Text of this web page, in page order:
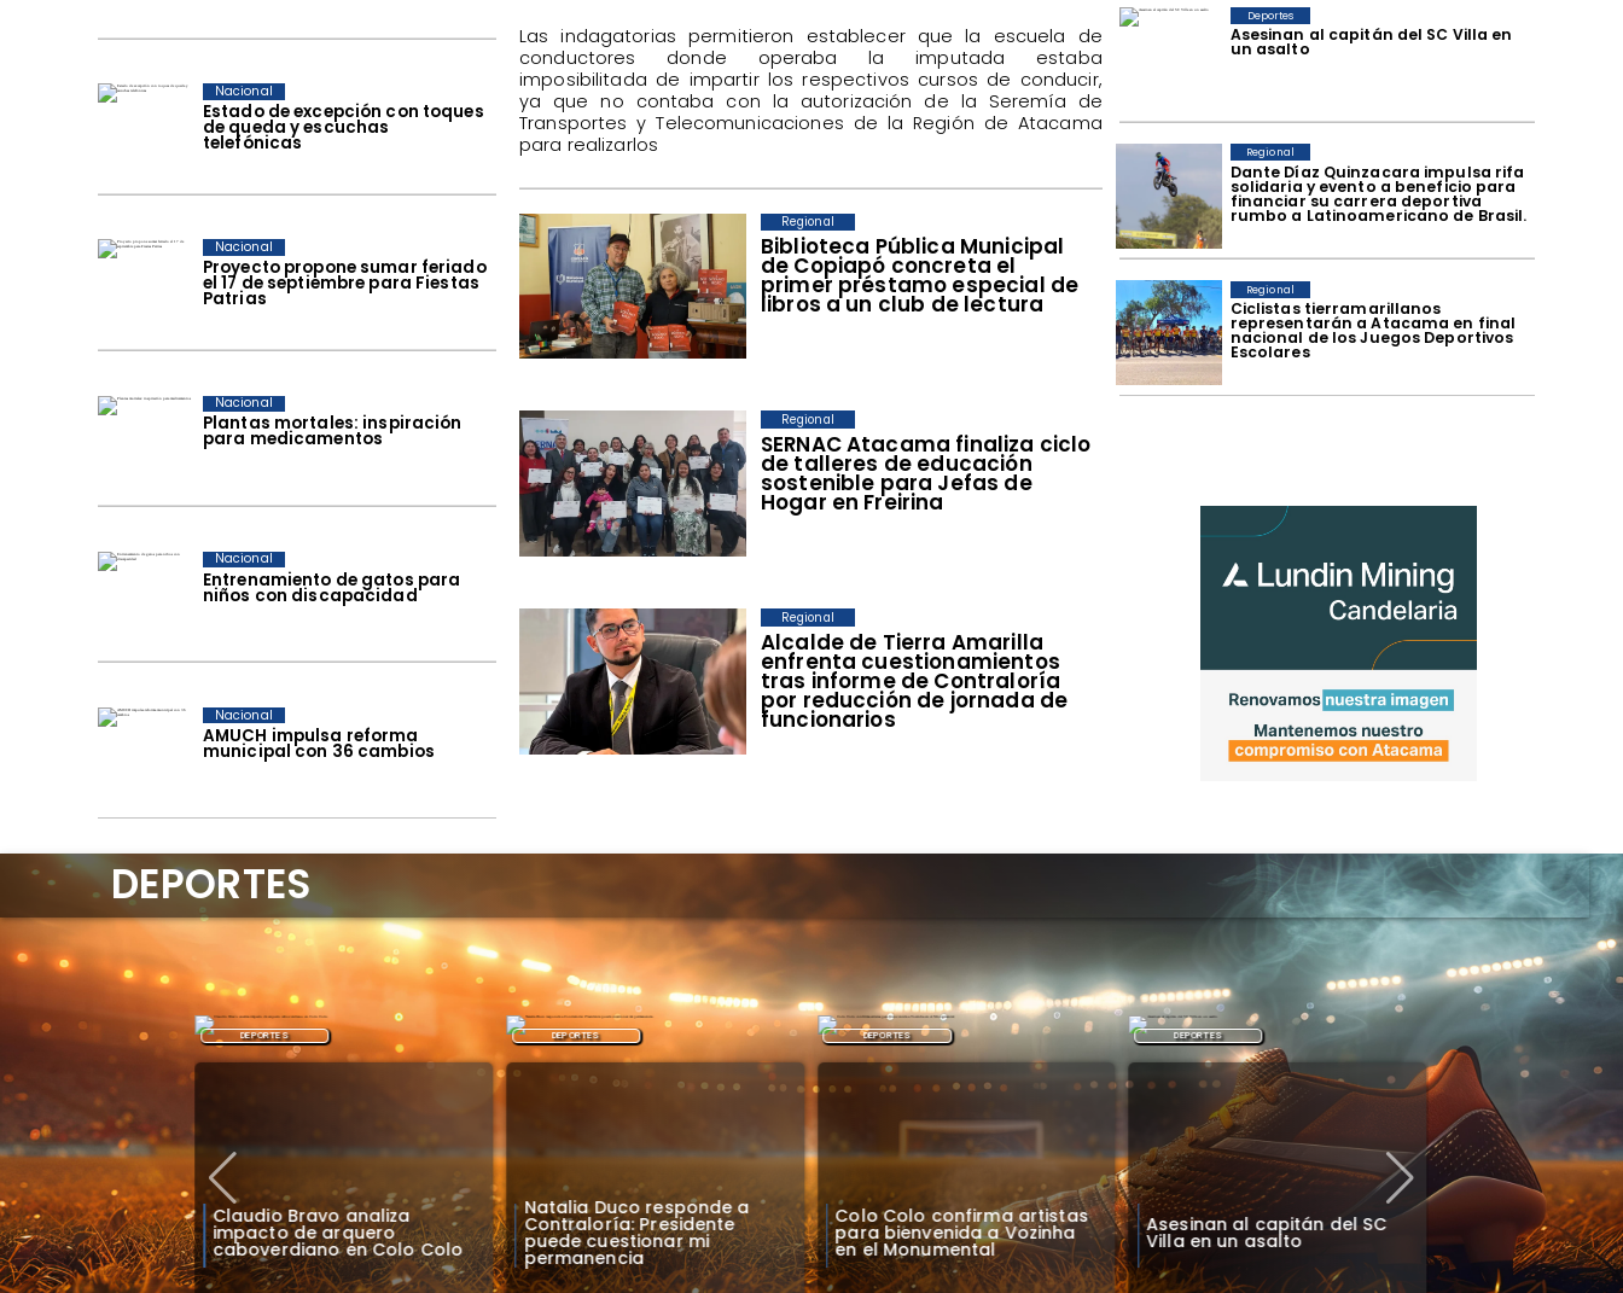
Asesinan al capitán del SC Villa en
un asalto
Deportes
Dante Díaz Quinzacara impulsa rifa
solidaria y evento a beneficio para
financiar su carrera deportiva
rumbo a Latinoamericano de Brasil.
Regional
​Ciclistas tierramarillanos
representarán a Atacama en final
nacional de los Juegos Deportivos
Escolares
Regional
Estado de excepción con toques
de queda y escuchas
telefónicas
Nacional
Proyecto propone sumar feriado
el 17 de septiembre para Fiestas
Patrias
Nacional
Plantas mortales: inspiración
para medicamentos
Nacional
Entrenamiento de gatos para
niños con discapacidad
Nacional
AMUCH impulsa reforma
municipal con 36 cambios
Nacional
​Biblioteca Pública Municipal
de Copiapó concreta el
primer préstamo especial de
libros a un club de lectura
Regional
SERNAC Atacama finaliza ciclo
de talleres de educación
sostenible para Jefas de
Hogar en Freirina
Regional
​Alcalde de Tierra Amarilla
enfrenta cuestionamientos
tras informe de Contraloría
por reducción de jornada de
funcionarios
Regional
Las indagatorias permitieron establecer que la escuela de
conductores donde operaba la imputada estaba
imposibilitada de impartir los respectivos cursos de conducir,
ya que no contaba con la autorización de la Seremía de
Transportes y Telecomunicaciones de la Región de Atacama
para realizarlos
felicita a
por liderazgo
Claudio Bravo analiza
impacto de arquero
caboverdiano en Colo Colo
DEPORTES
Natalia Duco responde a
Contraloría: Presidente
puede cuestionar mi
permanencia
DEPORTES
Colo Colo confirma artistas
para bienvenida a Vozinha
en el Monumental
DEPORTES
Asesinan al capitán del SC
Villa en un asalto
DEPORTES
Dante Díaz
impulsa rifa
evento a
financiar su
deportiva rumbo
Latinoamericano
DEPORTES